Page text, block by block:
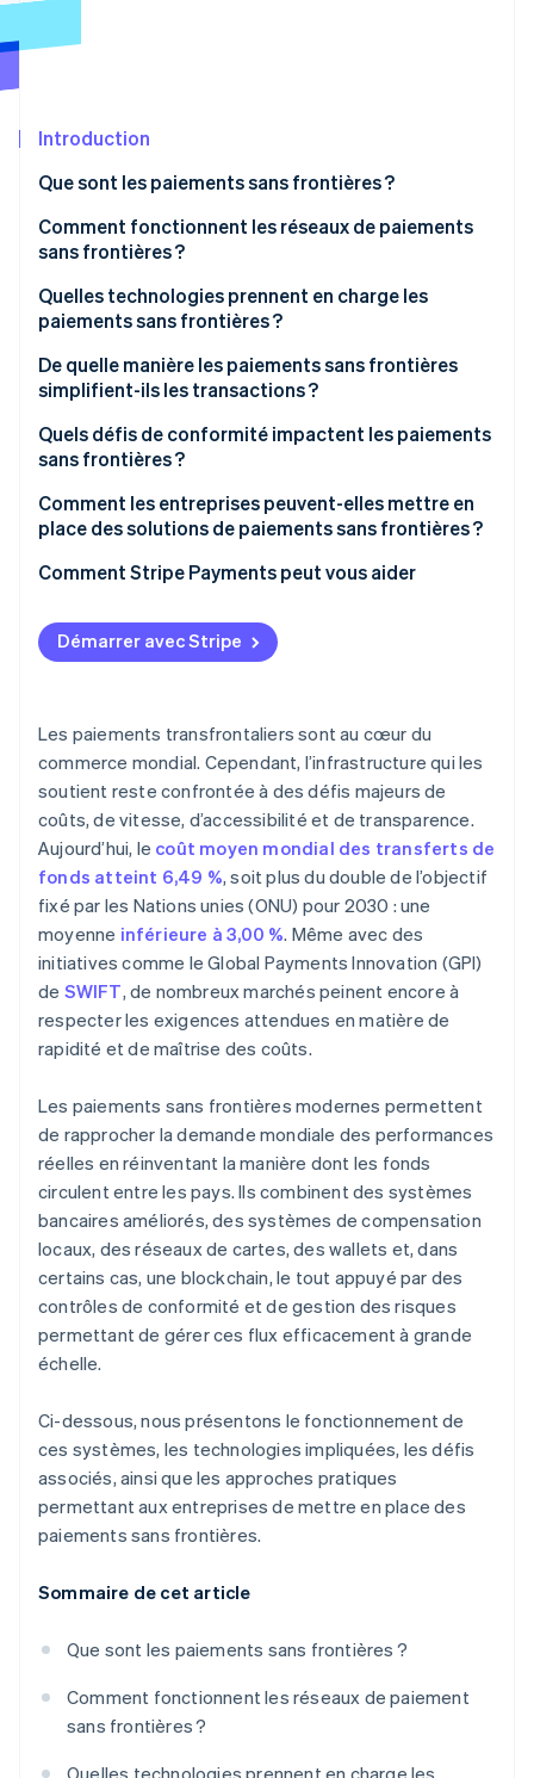
Radar
Constitution de start-up
Élimination du carbone
Identity
Vérification de l'identité
Stripe Sessions 2026
Regarder la vidéo
Stripe App Marketplace
Introduction
Que sont les paiements sans frontières ?
Comment fonctionnent les réseaux de paiements
sans frontières ?
Infrastructure en évolution
Réseaux de cartes réutilisés
Acheminement local optimisé grâce à la fintech
Systèmes en boucle fermée
Transferts basés sur la blockchain
Quelles technologies prennent en charge les
paiements sans frontières ?
Normes de données plus complètes
Réseaux de paiement en temps réel interconnectés
Prestataires basés sur le cloud et API ouvertes
L’IA au service de la fraude et de la conformité
Blockchain et stablecoins
De quelle manière les paiements sans frontières
simplifient-ils les transactions ?
Rapidité
Fiabilité et transparence
Localisation
Quels défis de conformité impactent les paiements
sans frontières ?
Contrôles KYC et AML
Agréments et réglementation
Fiscalité et déclaration
Vitesse et supervision
Comment les entreprises peuvent-elles mettre en
place des solutions de paiements sans frontières ?
1. Cartographiez vos besoins en matière de
2. Choisissez un prestataire de paiement mondial
4. Automatisez la conformité
Comment Stripe Payments peut vous aider
Démarrer avec Stripe
Les paiements transfrontaliers sont au cœur du
commerce mondial. Cependant, l’infrastructure qui les
soutient reste confrontée à des défis majeurs de
coûts, de vitesse, d’accessibilité et de transparence.
Aujourd’hui, le coût moyen mondial des transferts de
fonds atteint 6,49 %, soit plus du double de l’objectif
fixé par les Nations unies (ONU) pour 2030 : une
moyenne inférieure à 3,00 %. Même avec des
initiatives comme le Global Payments Innovation (GPI)
de SWIFT, de nombreux marchés peinent encore à
respecter les exigences attendues en matière de
rapidité et de maîtrise des coûts.
Les paiements sans frontières modernes permettent
de rapprocher la demande mondiale des performances
réelles en réinventant la manière dont les fonds
circulent entre les pays. Ils combinent des systèmes
bancaires améliorés, des systèmes de compensation
locaux, des réseaux de cartes, des wallets et, dans
certains cas, une blockchain, le tout appuyé par des
contrôles de conformité et de gestion des risques
permettant de gérer ces flux efficacement à grande
échelle.
Ci-dessous, nous présentons le fonctionnement de
ces systèmes, les technologies impliquées, les défis
associés, ainsi que les approches pratiques
permettant aux entreprises de mettre en place des
paiements sans frontières.
Sommaire de cet article
Que sont les paiements sans frontières ?
Comment fonctionnent les réseaux de paiement
sans frontières ?